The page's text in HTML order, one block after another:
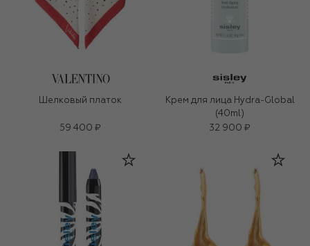
Шелковый платок
59 400 ₽
Крем для лица Hydra-Global
(40ml)
32 900 ₽